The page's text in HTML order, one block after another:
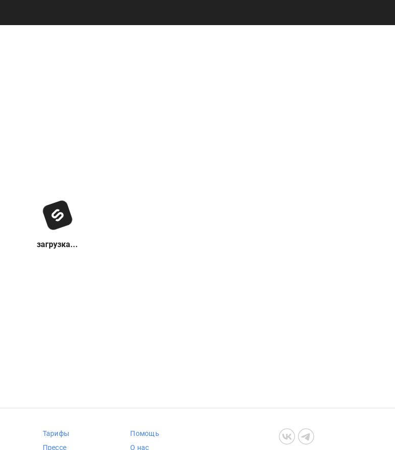
загрузка...
Тарифы
Прессе
Помощь
О нас